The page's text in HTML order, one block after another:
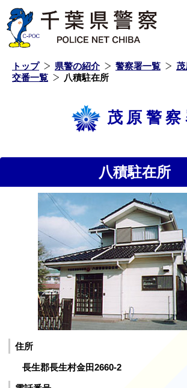
トップ 県警の紹介 警察署一覧
交番一覧
八積駐在所
茂原警察
八積駐在所
住所
長生郡長生村金田2660-2